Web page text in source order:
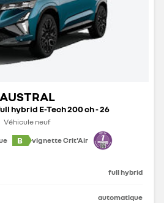
AUSTRAL
hybrid E-Tech 200 ch - 26
Véhicule neuf
B vignette Crit'Air
full hybrid
automatique